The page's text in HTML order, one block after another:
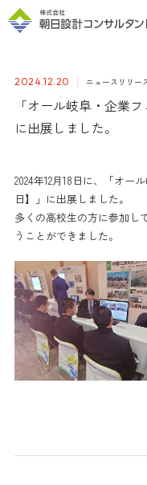
2024.12.20 ニュースリリー
「オール岐阜・企業
に出展しました。
2024年12月18日に、「オー
日】」に出展しました。
多くの高校生の方に参加し
うことができました。